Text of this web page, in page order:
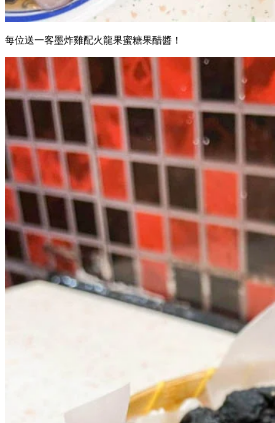
每位送一客墨炸雞配火龍果蜜糖果醋醬！